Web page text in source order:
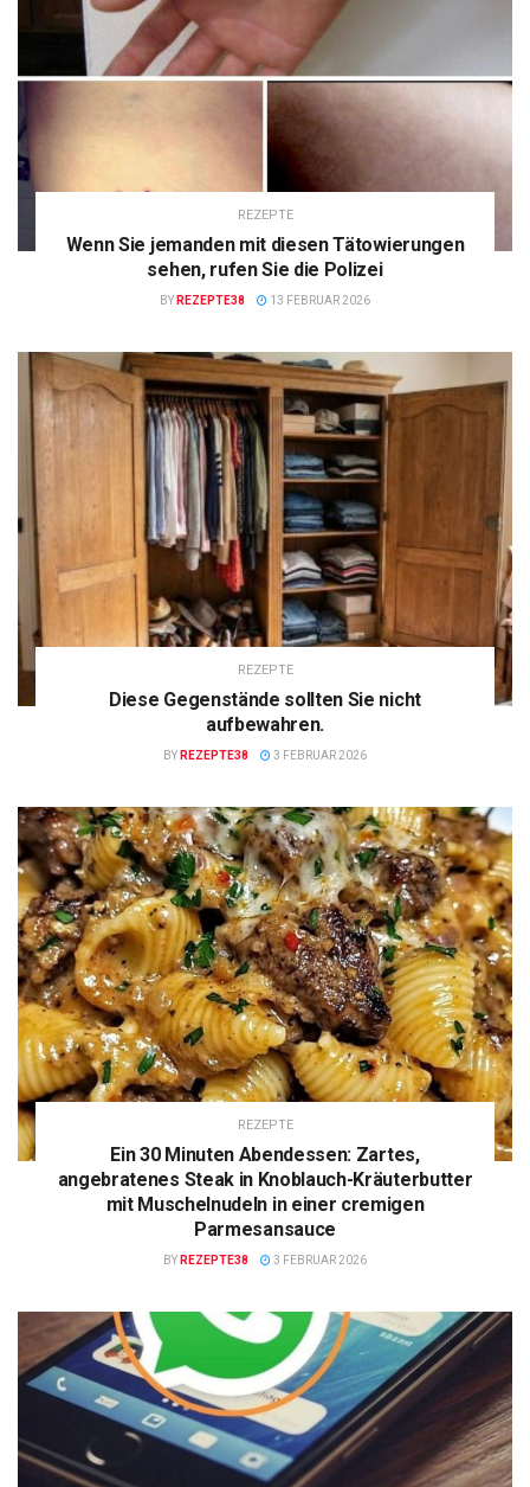
REZEPTE
Wenn Sie jemanden mit diesen Tätowierungen
sehen, rufen Sie die Polizei
BY REZEPTE38 13 FEBRUAR 2026
REZEPTE
Diese Gegenstände sollten Sie nicht
aufbewahren.
BY REZEPTE38 3 FEBRUAR 2026
REZEPTE
Ein 30 Minuten Abendessen: Zartes,
angebratenes Steak in Knoblauch-Kräuterbutter
mit Muschelnudeln in einer cremigen
Parmesansauce
BY REZEPTE38 3 FEBRUAR 2026